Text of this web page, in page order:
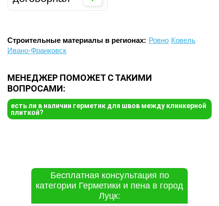
Строительные материалы в регионах: Ровно Ковель
Ивано-Франковск
МЕНЕДЖЕР ПОМОЖЕТ С ТАКИМИ
ВОПРОСАМИ:
есть ли в наличии герметик для швов между клинкерной
плиткой?
Бесплатная консультация по
категории Герметики и пена в город
Луцк: